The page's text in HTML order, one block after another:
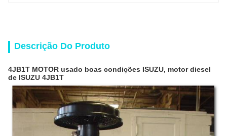
Descrição Do Produto
4JB1T MOTOR usado boas condições ISUZU, motor diesel
de ISUZU 4JB1T